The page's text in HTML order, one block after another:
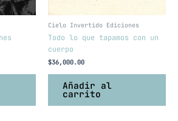
Cielo Invertido Ediciones
Todo lo que tapamos con un
cuerpo
$36,000.00
Añadir al
carrito